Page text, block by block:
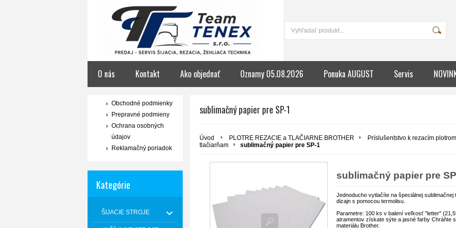
O nás Kontakt Ako objednať Oznamy 05.08.2026 Ponuka AUGUST Servis
Obchodné podmienky
Prepravné podmieny
Ochrana osobných
údajov
Reklamačný poriadok
Kategórie
ŠIJACIE STROJE
sublimačný papier pre SP-1
Úvod PLOTRE REZACIE a TLAČIARNE BROTHER
Príslušentstvo k rezacím
tlačiarňam
sublimačný papier pre SP-1
sublimačný papier pre
Jednoducho vytlačíte na špeciálnej
dizajn s pomocou termolisu.
Parametre: 100 ks v balení veľkosť "letter"
atramentov získate sýte a jasné farby Chráňte
materiálu Brother.